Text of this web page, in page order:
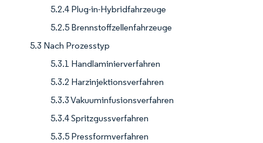
5.2.4 Plug-in-Hybridfahrzeuge
5.2.5 Brennstoffzellenfahrzeuge
5.3 Nach Prozesstyp
5.3.1 Handlaminierverfahren
5.3.2 Harzinjektionsverfahren
5.3.3 Vakuuminfusionsverfahren
5.3.4 Spritzgussverfahren
5.3.5 Pressformverfahren